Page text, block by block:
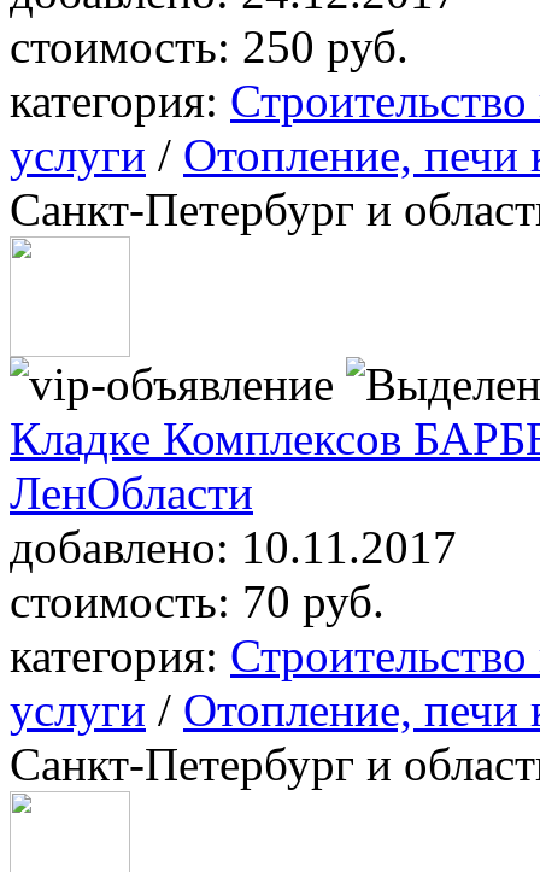
стоимость: 250 руб.
категория:
услуги / Отопление,
Санкт-Петербург и
Кладке Комплексов
ЛенОбласти
добавлено: 10.11.2017
стоимость: 70 руб.
категория:
услуги / Отопление,
Санкт-Петербург и